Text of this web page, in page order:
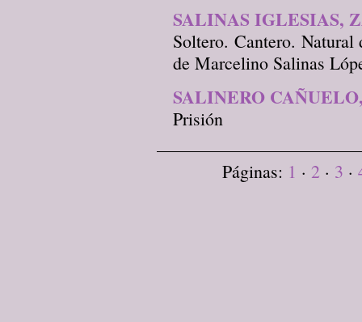
SALINAS IGLESIAS,
Soltero. Cantero. Natural
de Marcelino Salinas
SALINERO
Prisión
Páginas: 1 · 2 · 3 ·